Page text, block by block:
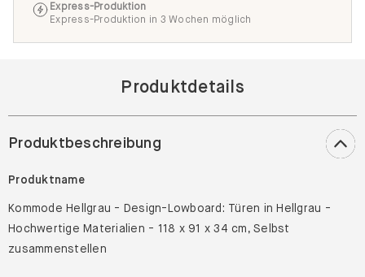
Express-Produktion
Express-Produktion in 3 Wochen möglich
Produktdetails
Produktbeschreibung
Produktname
Kommode Hellgrau - Design-Lowboard: Türen in Hellgrau -
Hochwertige Materialien - 118 x 91 x 34 cm, Selbst
zusammenstellen